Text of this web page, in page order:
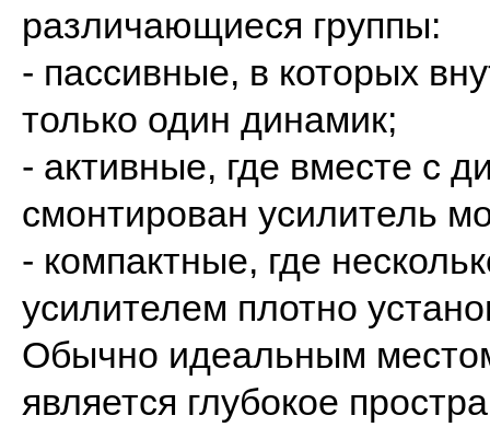
различающиеся группы:
- пассивные, в которых
только один динамик;
- активные, где вместе с
смонтирован усилитель
- компактные, где
усилителем плотно
Обычно идеальным
является глубокое